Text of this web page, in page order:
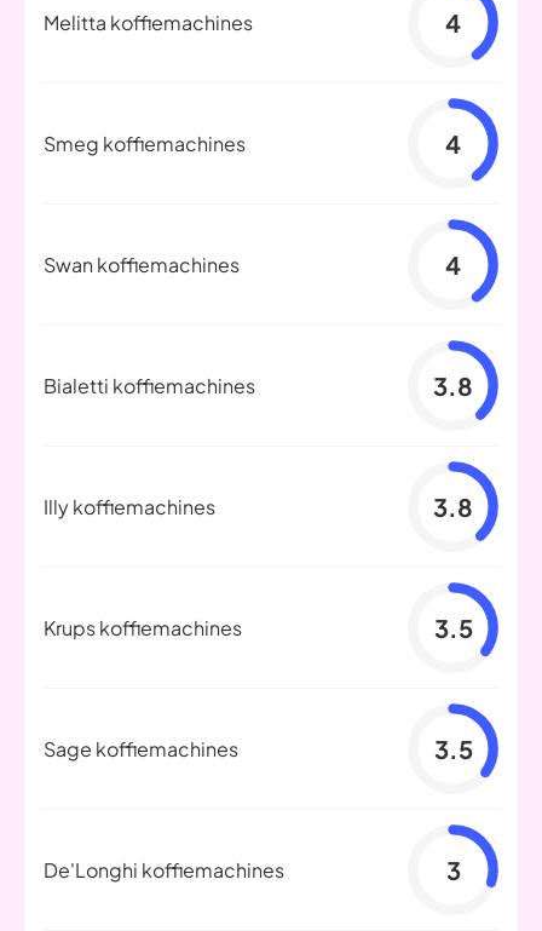
Melitta koffiemachines 4
Smeg koffiemachines 4
Swan koffiemachines 4
Bialetti koffiemachines 3.8
Illy koffiemachines 3.8
Krups koffiemachines 3.5
Sage koffiemachines 3.5
De'Longhi koffiemachines 3